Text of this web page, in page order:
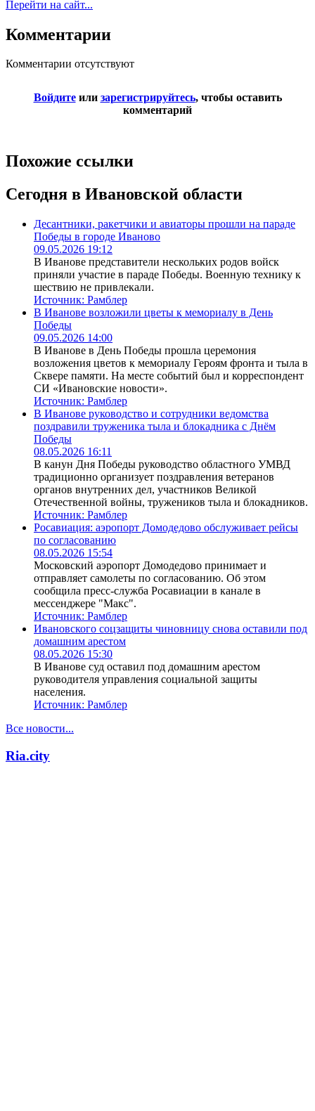
Перейти на сайт...
Комментарии
Комментарии отсутствуют
Войдитеили зарегистрируйтесь, чтобы оставить
комментарий
Похожие ссылки
Сегодня в Ивановской области
Десантники, ракетчики и авиаторы прошли на параде
Победы в городе Иваново
09.05.2026 19:12
В Иванове представители нескольких родов войск
приняли участие в параде Победы. Военную технику к
шествию не привлекали.
Источник: Рамблер
В Иванове возложили цветы к мемориалу в День
Победы
09.05.2026 14:00
В Иванове в День Победы прошла церемония
возложения цветов к мемориалу Героям фронта и тыла в
Сквере памяти. На месте событий был и корреспондент
СИ «Ивановские новости».
Источник: Рамблер
В Иванове руководство и сотрудники ведомства
поздравили труженика тыла и блокадника с Днём
Победы
08.05.2026 16:11
В канун Дня Победы руководство областного УМВД
традиционно организует поздравления ветеранов
органов внутренних дел, участников Великой
Отечественной войны, тружеников тыла и блокадников.
Источник: Рамблер
Росавиация: аэропорт Домодедово обслуживает рейсы
по согласованию
08.05.2026 15:54
Московский аэропорт Домодедово принимает и
отправляет самолеты по согласованию. Об этом
сообщила пресс-служба Росавиации в канале в
мессенджере "Макс".
Источник: Рамблер
Ивановского соцзащиты чиновницу снова оставили под
домашним арестом
08.05.2026 15:30
В Иванове суд оставил под домашним арестом
руководителя управления социальной защиты
населения.
Источник: Рамблер
Все новости...
Ria.city